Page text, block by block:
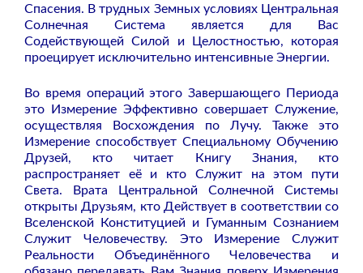
Спасения. В трудных Земных условиях Центральная
Солнечная Система является для Вас
Содействующей Силой и Целостностью, которая
проецирует исключительно интенсивные Энергии.
Во время операций этого Завершающего Периода
это Измерение Эффективно совершает Служение,
осуществляя Восхождения по Лучу. Также это
Измерение способствует Специальному Обучению
Друзей, кто читает Книгу Знания, кто
распространяет её и кто Служит на этом пути
Света. Врата Центральной Солнечной Системы
открыты Друзьям, кто Действует в соответствии со
Вселенской Конституцией и Гуманным Сознанием
Служит Человечеству. Это Измерение Служит
Реальности Объединённого Человечества и